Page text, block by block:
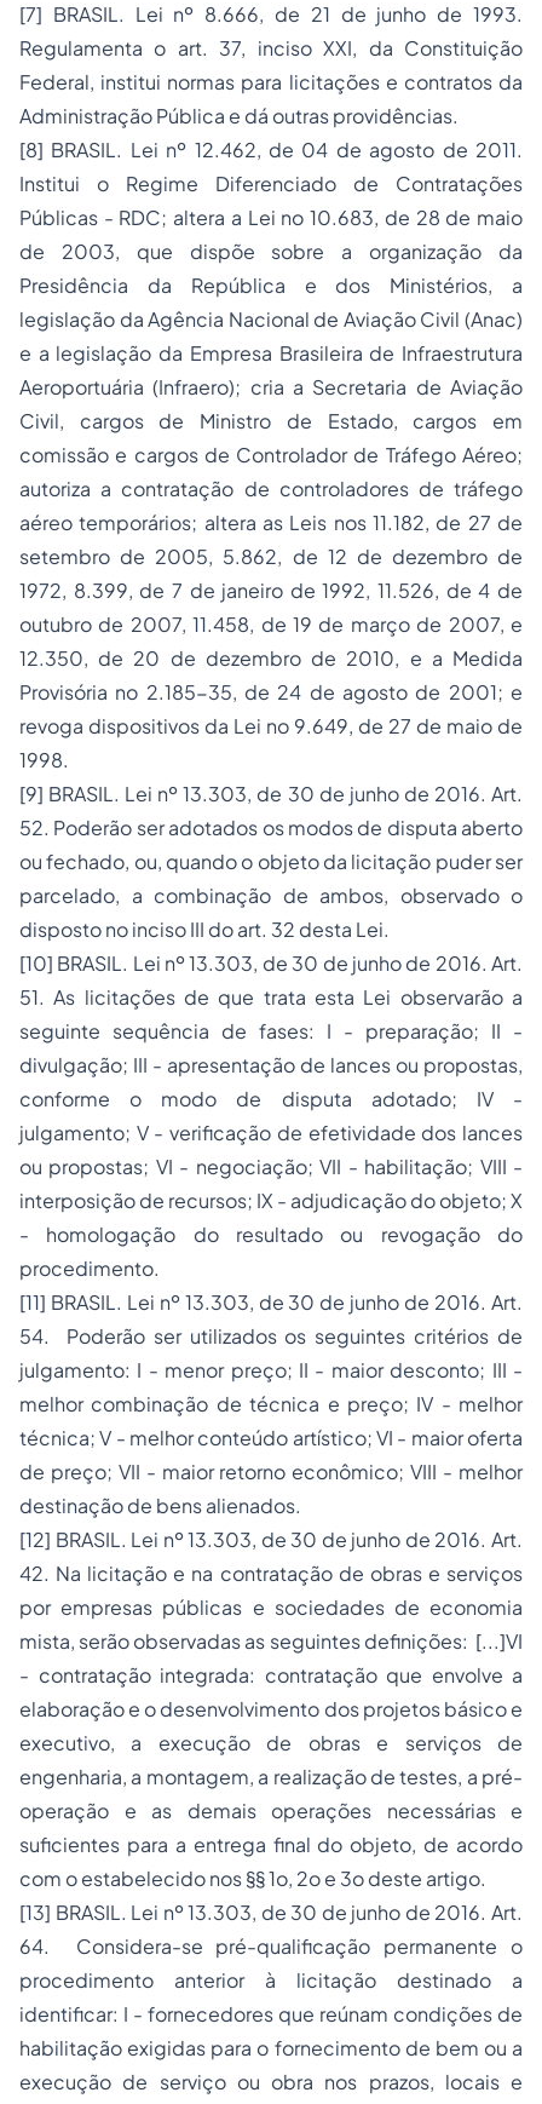
[7] BRASIL. Lei nº 8.666, de 21 de junho de 1993.
Regulamenta o art. 37, inciso XXI, da Constituição
Federal, institui normas para licitações e contratos da
Administração Pública e dá outras providências.
[8] BRASIL. Lei nº 12.462, de 04 de agosto de 2011.
Institui o Regime Diferenciado de Contratações
Públicas - RDC; altera a Lei no 10.683, de 28 de maio
de 2003, que dispõe sobre a organização da
Presidência da República e dos Ministérios, a
legislação da Agência Nacional de Aviação Civil (Anac)
e a legislação da Empresa Brasileira de Infraestrutura
Aeroportuária (Infraero); cria a Secretaria de Aviação
Civil, cargos de Ministro de Estado, cargos em
comissão e cargos de Controlador de Tráfego Aéreo;
autoriza a contratação de controladores de tráfego
aéreo temporários; altera as Leis nos 11.182, de 27 de
setembro de 2005, 5.862, de 12 de dezembro de
1972, 8.399, de 7 de janeiro de 1992, 11.526, de 4 de
outubro de 2007, 11.458, de 19 de março de 2007, e
12.350, de 20 de dezembro de 2010, e a Medida
Provisória no 2.185-35, de 24 de agosto de 2001; e
revoga dispositivos da Lei no 9.649, de 27 de maio de
1998.
[9] BRASIL. Lei nº 13.303, de 30 de junho de 2016. Art.
52. Poderão ser adotados os modos de disputa aberto
ou fechado, ou, quando o objeto da licitação puder ser
parcelado, a combinação de ambos, observado o
disposto no inciso III do art. 32 desta Lei.
[10] BRASIL. Lei nº 13.303, de 30 de junho de 2016. Art.
51. As licitações de que trata esta Lei observarão a
seguinte sequência de fases: I - preparação; II -
divulgação; III - apresentação de lances ou propostas,
conforme o modo de disputa adotado; IV -
julgamento; V - verificação de efetividade dos lances
ou propostas; VI - negociação; VII - habilitação; VIII -
interposição de recursos; IX - adjudicação do objeto; X
- homologação do resultado ou revogação do
procedimento.
[11] BRASIL. Lei nº 13.303, de 30 de junho de 2016. Art.
54. Poderão ser utilizados os seguintes critérios de
julgamento: I - menor preço; II - maior desconto; III -
melhor combinação de técnica e preço; IV - melhor
técnica; V - melhor conteúdo artístico; VI - maior oferta
de preço; VII - maior retorno econômico; VIII - melhor
destinação de bens alienados.
[12] BRASIL. Lei nº 13.303, de 30 de junho de 2016. Art.
42. Na licitação e na contratação de obras e serviços
por empresas públicas e sociedades de economia
mista, serão observadas as seguintes definições: [...]VI
- contratação integrada: contratação que envolve a
elaboração e o desenvolvimento dos projetos básico e
executivo, a execução de obras e serviços de
engenharia, a montagem, a realização de testes, a pré-
operação e as demais operações necessárias e
suficientes para a entrega final do objeto, de acordo
com o estabelecido nos §§ 1o, 2o e 3o deste artigo.
[13] BRASIL. Lei nº 13.303, de 30 de junho de 2016. Art.
64. Considera-se pré-qualificação permanente o
procedimento anterior à licitação destinado a
identificar: I - fornecedores que reúnam condições de
habilitação exigidas para o fornecimento de bem ou a
execução de serviço ou obra nos prazos, locais e